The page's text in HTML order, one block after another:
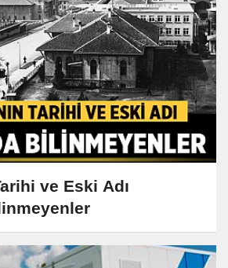
ve Eski Adı